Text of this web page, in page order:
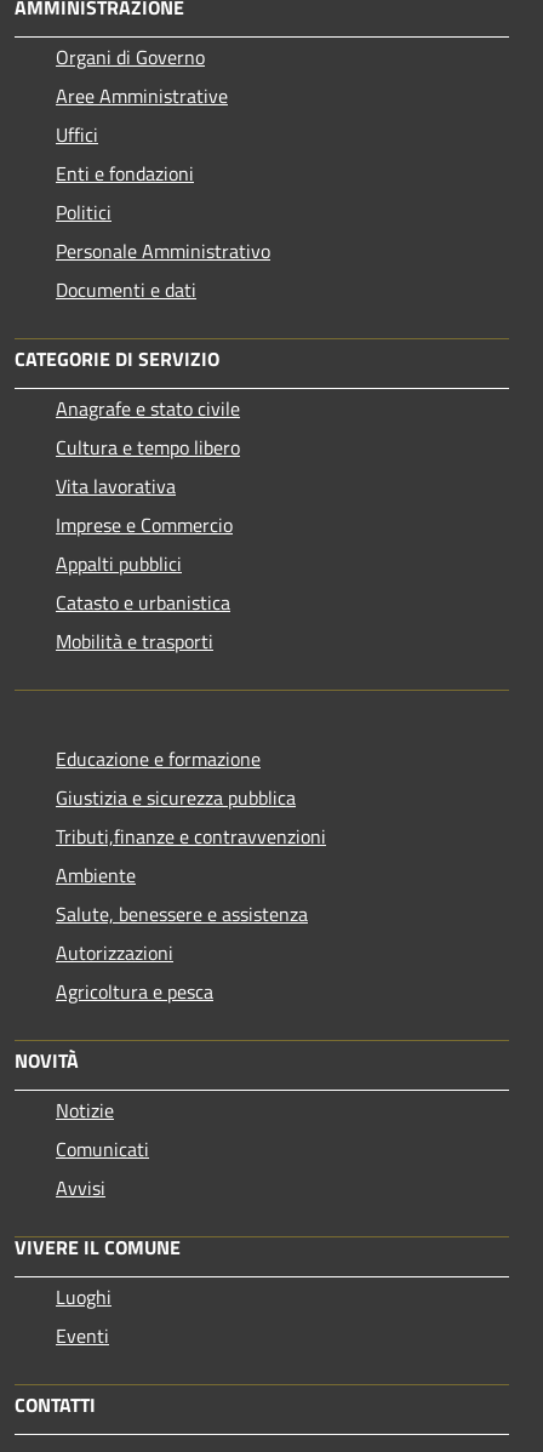
AMMINISTRAZIONE
Organi di Governo
Aree Amministrative
Uffici
Enti e fondazioni
Politici
Personale Amministrativo
Documenti e dati
CATEGORIE DI SERVIZIO
Anagrafe e stato civile
Cultura e tempo libero
Vita lavorativa
Imprese e Commercio
Appalti pubblici
Catasto e urbanistica
Mobilità e trasporti
Educazione e formazione
Giustizia e sicurezza pubblica
Tributi,finanze e contravvenzioni
Ambiente
Salute, benessere e assistenza
Autorizzazioni
Agricoltura e pesca
NOVITÀ
Notizie
Comunicati
Avvisi
VIVERE IL COMUNE
Luoghi
Eventi
CONTATTI